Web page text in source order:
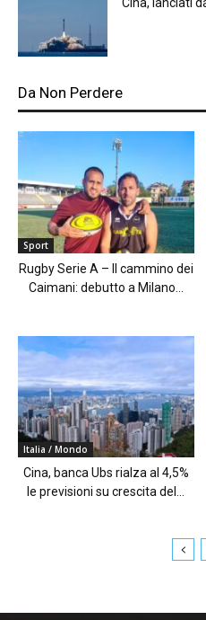
Cina, lanciati
Da Non Perdere
Sport
Rugby Serie A – Il cammino dei
Caimani: debutto a Milano...
Italia / Mondo
Cina, banca Ubs rialza al 4,5%
le previsioni su crescita del...